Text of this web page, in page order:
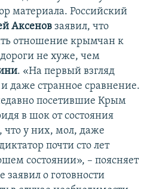
материала. Российский
Аксенов заявил, что
отношение крымчан к
дороги не хуже, чем
. «На первый взгляд
даже странное сравнение.
посетившие Крым
в шок от состояния
что у них, мол, даже
почти сто лет
состоянии», – поясняет
о готовности